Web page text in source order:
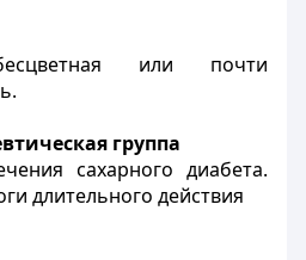
или почти
группа
сахарного диабета.
длительного действия